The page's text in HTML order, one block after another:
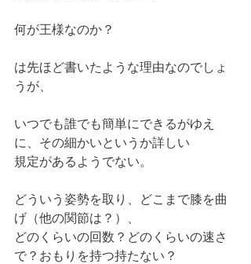
何が王様なのか？
は先ほど書いたような理由なのでしょ
うが、
いつでも誰でも簡単にできるがゆえ
に、その細かいというか詳しい
規定があるようでない。
どういう姿勢を取り、どこまで膝を曲
げ（他の関節は？）、
どのくらいの回数？どのくらいの速さ
で？おもりを持つ持たない？